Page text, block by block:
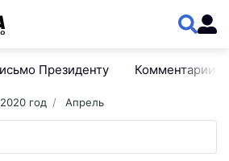
Президенту Комментарии
2020 год Апрель